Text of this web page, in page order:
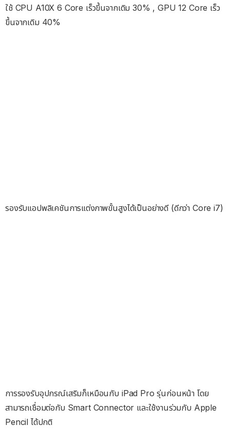
ใช้ CPU A10X 6 Core เร็วขึ้นจากเดิม 30% , GPU 12 Core เร็ว
ขึ้นจากเดิม 40%
รองรับแอปพลิเคชันการแต่งภาพขั้นสูงได้เป็นอย่างดี (ดีกว่า Core i7)
การรองรับอุปกรณ์เสริมก็เหมือนกับ iPad Pro รุ่นก่อนหน้า โดย
สามารถเชื่อมต่อกับ Smart Connector และใช้งานร่วมกับ Apple
Pencil ได้ปกติ